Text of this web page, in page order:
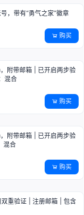
，带有“勇气之家”徽章
购买
附带邮箱 | 已开启两步验
混合
购买
附带邮箱 | 已开启两步验
混合
购买
重验证 | 注册邮箱 | 包含